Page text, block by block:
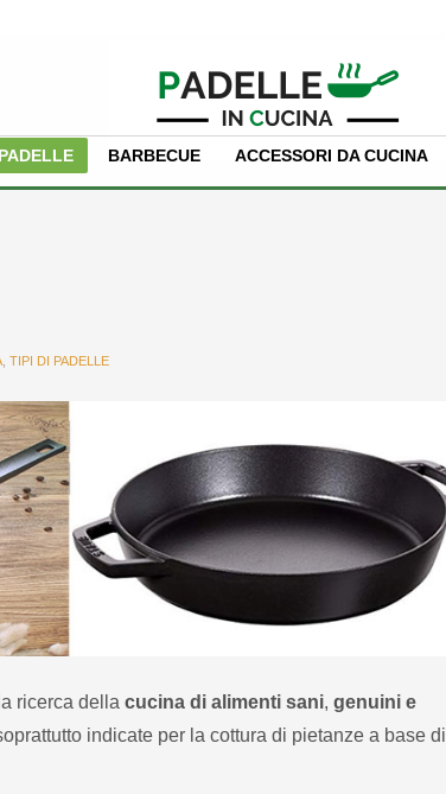
BARBECUE ACCESSORI DA CUCINA
TIPI DI PADELLE
ricerca della cucina di alimenti sani, genuini e
indicate per la cottura di pietanze a base di